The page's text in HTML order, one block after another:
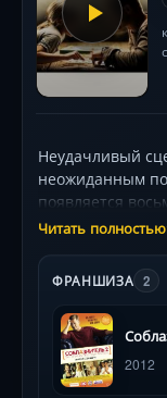
Неудачливый
неожиданным
появляется
которой он не
любовь бывшей
о взрослении,
немецком
новым нелепым
Читать полностью
ФРАНШИЗА 2
2012